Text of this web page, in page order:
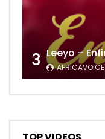
3 Leeyo –
AFRICAVOICE